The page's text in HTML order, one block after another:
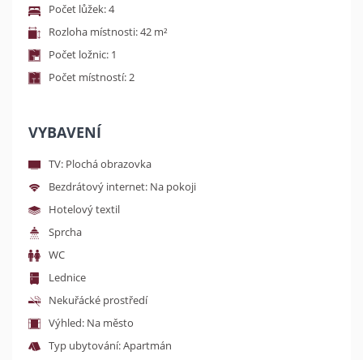
Počet lůžek: 4
Rozloha místnosti: 42 m²
Počet ložnic: 1
Počet místností: 2
VYBAVENÍ
TV: Plochá obrazovka
Bezdrátový internet: Na pokoji
Hotelový textil
Sprcha
WC
Lednice
Nekuřácké prostředí
Výhled: Na město
Typ ubytování: Apartmán